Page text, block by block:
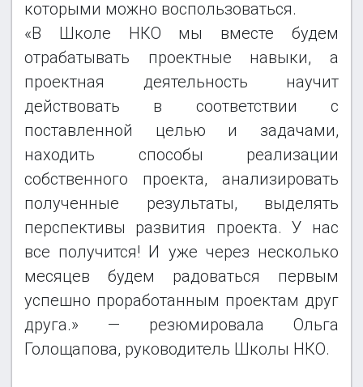
которыми можно воспользоваться.
«В Школе НКО мы вместе будем
отрабатывать проектные навыки, а
проектная деятельность научит
действовать в соответствии с
поставленной целью и задачами,
находить способы реализации
собственного проекта, анализировать
полученные результаты, выделять
перспективы развития проекта. У нас
все получится! И уже через несколько
месяцев будем радоваться первым
успешно проработанным проектам друг
друга.» — резюмировала Ольга
Голощапова, руководитель Школы НКО.